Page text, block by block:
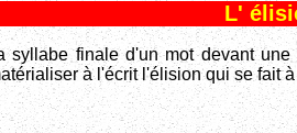
L'
finale d'un mot devant
à l'écrit l'élision qui se fait